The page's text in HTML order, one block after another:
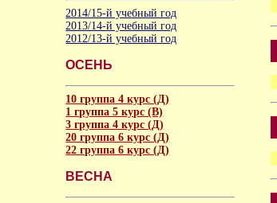
2014/15-й учебный год
2013/14-й учебный год
2012/13-й учебный год
ОСЕНЬ
10 группа 4 курс (Д)
1 группа 5 курс (В)
3 группа 4 курс (Д)
20 группа 6 курс (Д)
22 группа 6 курс (Д)
ВЕСНА